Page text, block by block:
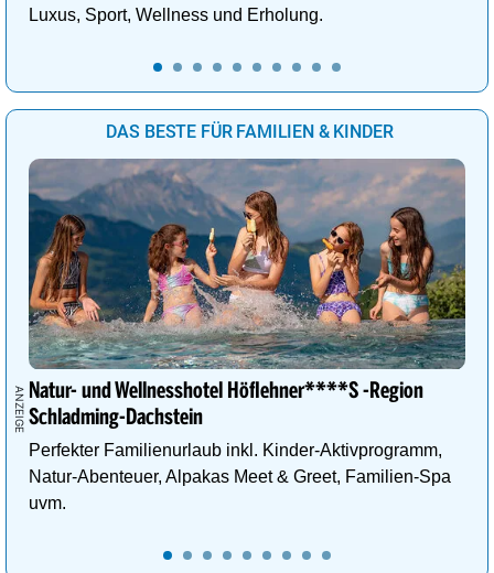
Luxus, Sport, Wellness und Erholung.
DAS BESTE FÜR FAMILIEN & KINDER
Natur- und Wellnesshotel Höflehner****S -Region
Schladming-Dachstein
Perfekter Familienurlaub inkl. Kinder-Aktivprogramm,
Natur-Abenteuer, Alpakas Meet & Greet, Familien-Spa
uvm.